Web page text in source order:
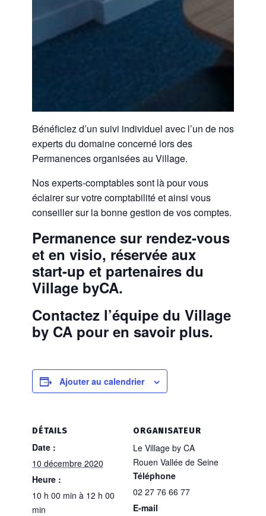
Bénéficiez d’un suivi individuel avec l’un de nos
experts du domaine concerné lors des
Permanences organisées au Village.
Nos experts-comptables sont là pour vous
éclairer sur votre comptabilité et ainsi vous
conseiller sur la bonne gestion de vos comptes.
Permanence sur rendez-vous
et en visio, réservée aux
start-up et partenaires du
Village byCA.
Contactez l’équipe du Village
by CA pour en savoir plus.
Ajouter au calendrier
DÉTAILS
Date :
10 décembre 2020
Heure :
10 h 00 min à 12 h 00
min
ORGANISATEUR
Le Village by CA
Rouen Vallée de Seine
Téléphone
02 27 76 66 77
E-mail